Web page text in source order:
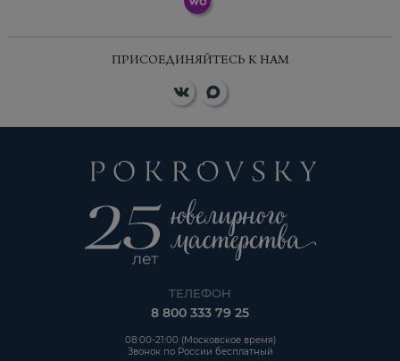
ПРИСОЕДИНЯЙТЕСЬ К НАМ
ТЕЛЕФОН
8 800 333 79 25
08:00-21:00 (Московское время)
Звонок по России бесплатный